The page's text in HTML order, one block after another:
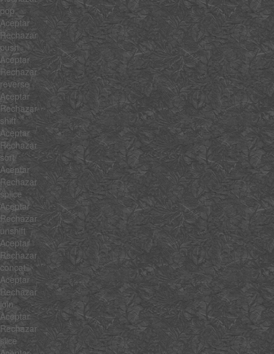
pop
Aceptar
Rechazar
push
Aceptar
Rechazar
reverse
Aceptar
Rechazar
shift
Aceptar
Rechazar
sort
Aceptar
Rechazar
splice
Aceptar
Rechazar
unshift
Aceptar
Rechazar
concat
Aceptar
Rechazar
join
Aceptar
Rechazar
slice